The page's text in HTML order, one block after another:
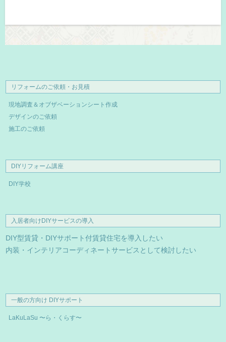
リフォームのご依頼・お見積
現地調査＆オブザベーションシート作成
デザインのご依頼
施工のご依頼
DIYリフォーム講座
DIY学校
入居者向けDIYサービスの導入
DIY型賃貸・DIYサポート付賃貸住宅を導入したい
内装・インテリアコーディネートサービスとして検討したい
一般の方向け DIYサポート
LaKuLaSu 〜ら・くらす〜